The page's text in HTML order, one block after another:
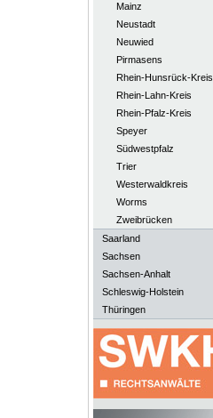
Mainz
Neustadt
Neuwied
Pirmasens
Rhein-Hunsrück-Kreis
Rhein-Lahn-Kreis
Rhein-Pfalz-Kreis
Speyer
Südwestpfalz
Trier
Westerwaldkreis
Worms
Zweibrücken
Saarland
Sachsen
Sachsen-Anhalt
Schleswig-Holstein
Thüringen